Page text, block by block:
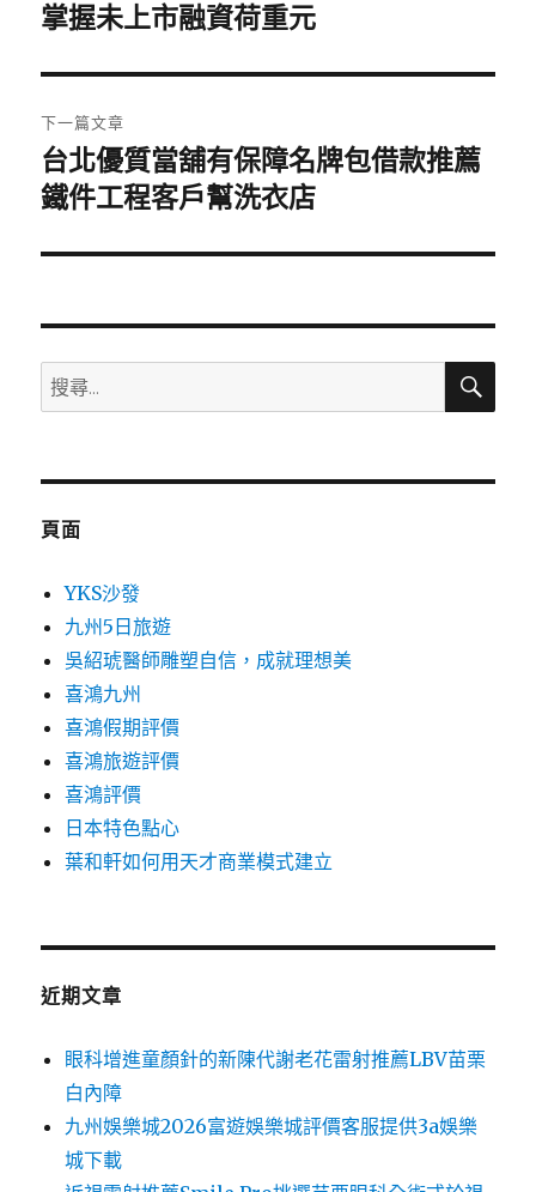
導
覽
一
文
章:
掌握未上市融資荷重元
下一篇文章
下
一
文
台北優質當舖有保障名牌包借款推薦
鐵件工程客戶幫洗衣店
搜
尋
鍵
搜
頁面
YKS沙發
九州5日旅遊
吳紹琥醫師雕塑自信，成就理想美
喜鴻九州
喜鴻假期評價
喜鴻旅遊評價
喜鴻評價
日本特色點心
葉和軒如何用天才商業模式建立
近期文章
眼科增進童顏針的新陳代謝老花雷射推薦LBV苗栗
白內障
九州娛樂城2026富遊娛樂城評價客服提供3a娛樂
城下載